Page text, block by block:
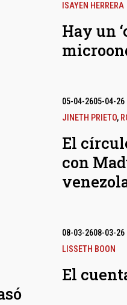
ISAYEN HERRERA
Hay un
05-04-2605-04-26|
JINETH PRIETO,
El
con
08-03-2608-03-26|
LISSETH BOON
El